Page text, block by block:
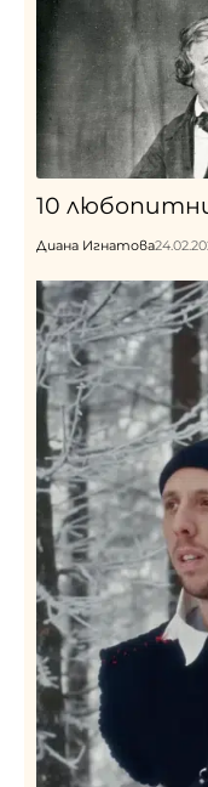
10
Диана Игнатова